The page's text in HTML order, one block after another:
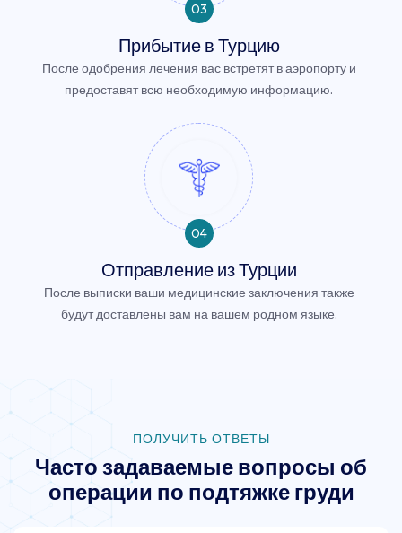
03
Прибытие в Турцию
После одобрения лечения вас встретят в аэропорту и
предоставят всю необходимую информацию.
04
Отправление из Турции
После выписки ваши медицинские заключения также
будут доставлены вам на вашем родном языке.
ПОЛУЧИТЬ ОТВЕТЫ
Часто задаваемые вопросы об
операции по подтяжке груди